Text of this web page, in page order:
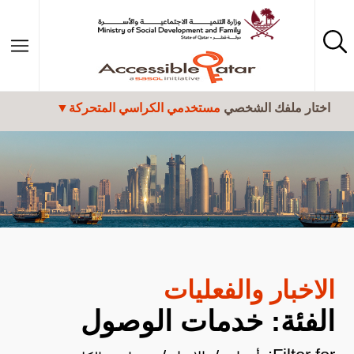
تجاوز إلى المحتوى الرئيسي
اختار ملفك الشخصي مستخدمي الكراسي المتحركة
الاخبار والفعليات
الفئة: خدمات الوصول